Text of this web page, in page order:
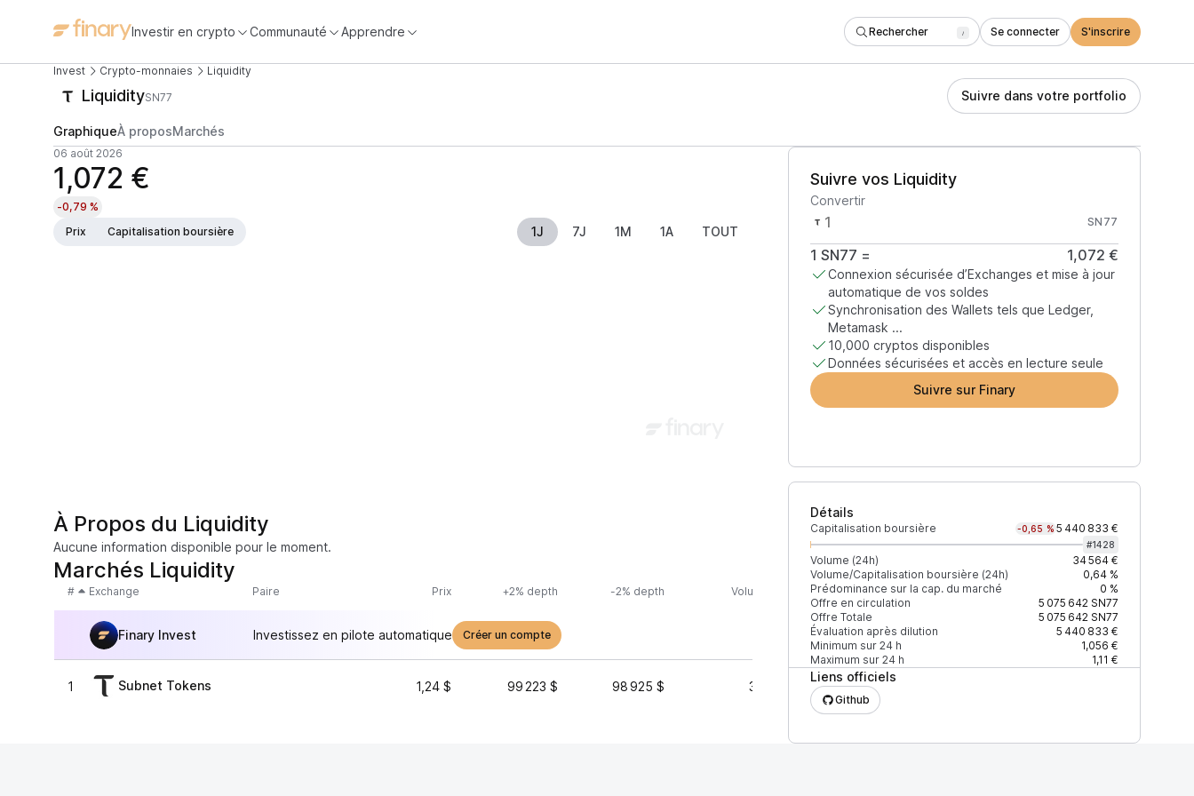
Investir en crypto Communauté Apprendre Rechercher / Se connecter S'inscrire
Invest Crypto-monnaies Liquidity
LiquiditySN77 Suivre dans votre portfolio
GraphiqueÀ proposMarchés
06 août 2026
1,072 €
-0,79 %
Prix
Capitalisation boursière 1J 7J 1M 1A TOUT
Suivre vos Liquidity
Convertir
SN77
1 SN77 = 1,072 €
Connexion sécurisée d’Exchanges et mise à jour
automatique de vos soldes
Synchronisation des Wallets tels que Ledger,
Metamask ...
10,000 cryptos disponibles
Données sécurisées et accès en lecture seule
Suivre sur Finary
Détails
Capitalisation boursière -0,65 % 5 440 833 €
#1428
Volume (24h)
34 564 €
Volume/Capitalisation boursière (24h)
0,64 %
Prédominance sur la cap. du marché
0 %
Offre en circulation
5 075 642SN77
Offre Totale
5 075 642SN77
Évaluation après dilution
5 440 833 €
Minimum sur 24 h
1,056 €
Maximum sur 24 h
1,11 €
Liens officiels
Github
À Propos du Liquidity
Aucune information disponible pour le moment.
Marchés Liquidity
# Exchange Paire Prix +2% depth -2% depth Volume (24h) % du volume Confiance Mis à jour
Finary Invest Investissez en pilote automatique Créer un compte
1 Subnet Tokens 1,24 $ 99 223 $ 98 925 $ 39 923 $ 100 %